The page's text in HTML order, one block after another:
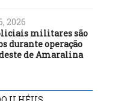
2026
militares são
durante operação
de Amaralina